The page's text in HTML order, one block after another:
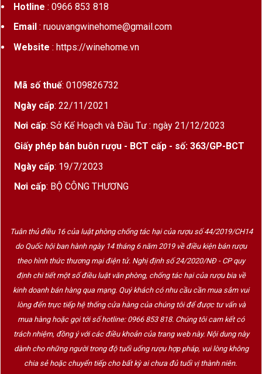
Hotline : 0966 853 818
Email : ruouvangwinehome@gmail.com
Website : https://winehome.vn
Mã số thuế: 0109826732
Ngày cấp: 22/11/2021
Nơi cấp: Sở Kế Hoạch và Đầu Tư : ngày 21/12/2023
Giấy phép bán buôn rượu - BCT cấp - số: 363/GP-BCT
Ngày cấp: 19/7/2023
Nơi cấp: BỘ CÔNG THƯƠNG
Tuân thủ điều 16 của luật phòng chống tác hại của rượu số 44/2019/CH14
do Quốc hội ban hành ngày 14 tháng 6 năm 2019 về điều kiện bán rượu
theo hình thức thương mại điện tử. Nghị định số 24/2020/NĐ - CP quy
định chi tiết một số điều luật văn phòng, chống tác hại của rượu bia về
kinh doanh bán hàng qua mạng. Quý khách có nhu cầu cần mua sắm vui
lòng đến trực tiếp hệ thống cửa hàng của chúng tôi để được tư vấn và
mua hàng hoặc gọi tới số hotline: 0966 853 818. Chúng tôi cam kết có
trách nhiệm, đồng ý với các điều khoản của trang web này. Nội dung này
dành cho những người trong độ tuổi uống rượu hợp pháp, vui lòng không
chia sẻ hoặc chuyển tiếp cho bất kỳ ai chưa đủ tuổi vị thành niên.